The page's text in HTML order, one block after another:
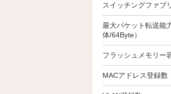
スイッチングファブ
最大パケット転送能
体/64Byte）
フラッシュメモリー
MACアドレス登録数
232Gbps
95.24Mpps
256MByte
16K（最大）